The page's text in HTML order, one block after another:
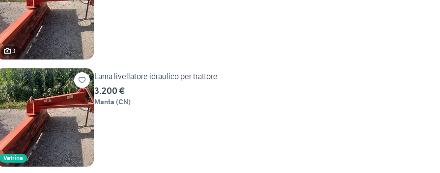
3
Vetrina
Lama livellatore idraulico per trattore
3.200 €
Manta (CN)